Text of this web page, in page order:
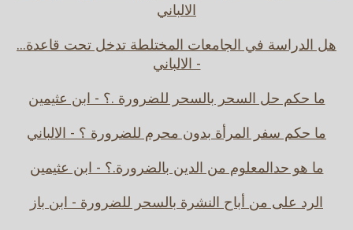
الالباني
هل الدراسة في الجامعات المختلطة تدخل تحت قاعدة...
- الالباني
ما حكم حل السحر بالسحر للضرورة .؟ - ابن عثيمين
ما حكم سفر المرأة بدون محرم للضرورة ؟ - الالباني
ما هو حدالمعلوم من الدين بالضرورة.؟ - ابن عثيمين
الرد على من أباح النشرة بالسحر للضرورة - ابن باز